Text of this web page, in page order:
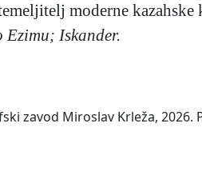
moderne
Ezimu; Iskander.
zavod Miroslav Krleža, 2026.